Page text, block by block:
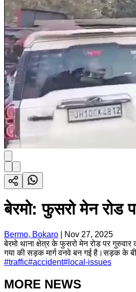
बेरमो: फुसरो मेन रोड
Bermo, Bokaro
Nov 27, 2025
बेरमो थाना क्षेत्र के फुसरो मेन रोड पर
गया की सड़क मार्ग वनवे बन गई है।सड़क के
#traffic#accident# local-issues
MORE NEWS